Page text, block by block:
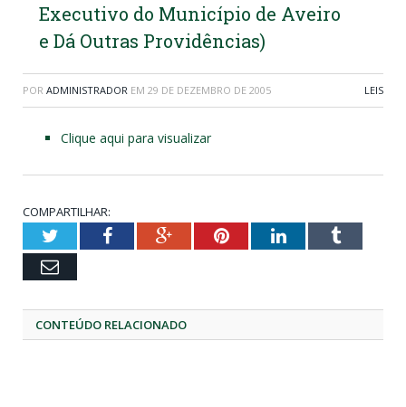
Executivo do Município de Aveiro
e Dá Outras Providências)
POR ADMINISTRADOR EM 29 DE DEZEMBRO DE 2005 LEIS
Clique aqui para visualizar
COMPARTILHAR:
TwitterFacebookGoogle+PinterestLinkedInTumblr
Email
CONTEÚDO RELACIONADO